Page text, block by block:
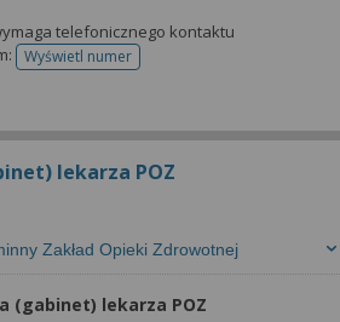
telefonicznego kontaktu
Wyświetl numertelefonu do rejestracji
lekarza POZ
Zakład Opieki Zdrowotnej
(gabinet) lekarza POZ